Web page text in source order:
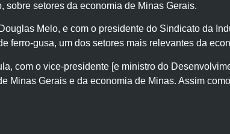
setores da economia de Minas Gerais.
Melo, e com o presidente do Sindicato da
ferro-gusa, um dos setores mais relevantes da
com o vice-presidente [e ministro do
Minas Gerais e da economia de Minas. Assim